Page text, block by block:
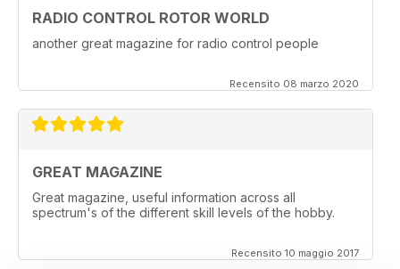
RADIO CONTROL ROTOR WORLD
another great magazine for radio control people
Recensito 08 marzo 2020
GREAT MAGAZINE
Great magazine, useful information across all
spectrum's of the different skill levels of the hobby.
Recensito 10 maggio 2017